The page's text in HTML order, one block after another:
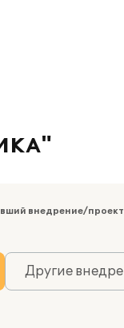
внедрение/проект
Другие